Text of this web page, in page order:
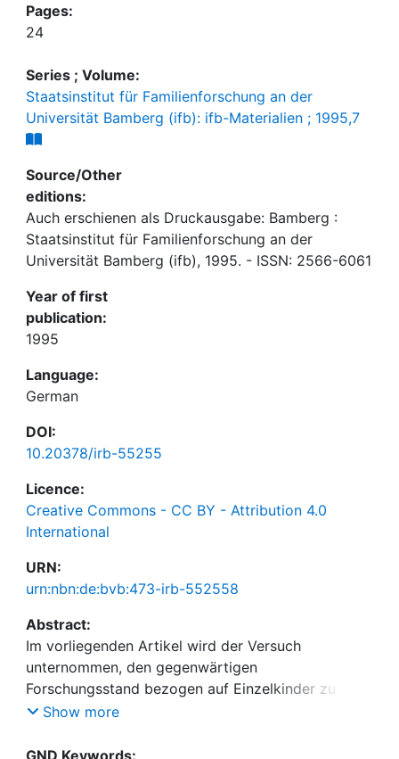
Pages:
24
Series ; Volume:
Staatsinstitut für Familienforschung an der
Universität Bamberg (ifb): ifb-Materialien ; 1995,7
Source/Other
editions:
Auch erschienen als Druckausgabe: Bamberg :
Staatsinstitut für Familienforschung an der
Universität Bamberg (ifb), 1995. - ISSN: 2566-6061
Year of first
publication:
1995
Language:
German
DOI:
10.20378/irb-55255
Licence:
Creative Commons - CC BY - Attribution 4.0
International
URN:
urn:nbn:de:bvb:473-irb-552558
Abstract:
Im vorliegenden Artikel wird der Versuch
unternommen, den gegenwärtigen
Forschungsstand bezogen auf Einzelkinder zu
dokumentieren und nachzuprüfen, inwieweit die
Einzelkinder und die behaupteten negativen
Show more
GND Keywords: